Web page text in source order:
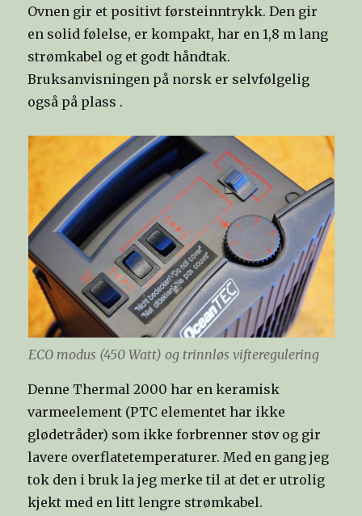
Ovnen gir et positivt førsteinntrykk. Den gir
en solid følelse, er kompakt, har en 1,8 m lang
strømkabel og et godt håndtak.
Bruksanvisningen på norsk er selvfølgelig
også på plass .
ECO modus (450 Watt) og trinnløs vifteregulering
Denne Thermal 2000 har en keramisk
varmeelement (PTC elementet har ikke
glødetråder) som ikke forbrenner støv og gir
lavere overflatetemperaturer. Med en gang jeg
tok den i bruk la jeg merke til at det er utrolig
kjekt med en litt lengre strømkabel.